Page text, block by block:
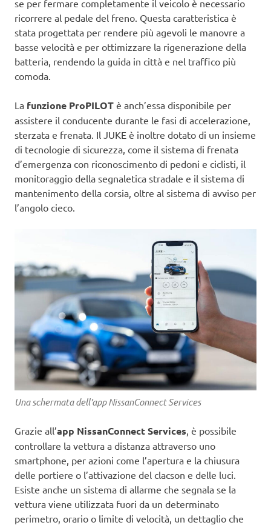
se per fermare completamente il veicolo è necessario
ricorrere al pedale del freno. Questa caratteristica è
stata progettata per rendere più agevoli le manovre a
basse velocità e per ottimizzare la rigenerazione della
batteria, rendendo la guida in città e nel traffico più
comoda.
La funzione ProPILOT è anch’essa disponibile per
assistere il conducente durante le fasi di accelerazione,
sterzata e frenata. Il JUKE è inoltre dotato di un insieme
di tecnologie di sicurezza, come il sistema di frenata
d’emergenza con riconoscimento di pedoni e ciclisti, il
monitoraggio della segnaletica stradale e il sistema di
mantenimento della corsia, oltre al sistema di avviso per
l’angolo cieco.
Una schermata dell’app NissanConnect Services
Grazie all’app NissanConnect Services , è possibile
controllare la vettura a distanza attraverso uno
smartphone, per azioni come l’apertura e la chiusura
delle portiere o l’attivazione del clacson e delle luci.
Esiste anche un sistema di allarme che segnala se la
vettura viene utilizzata fuori da un determinato
perimetro, orario o limite di velocità, un dettaglio che